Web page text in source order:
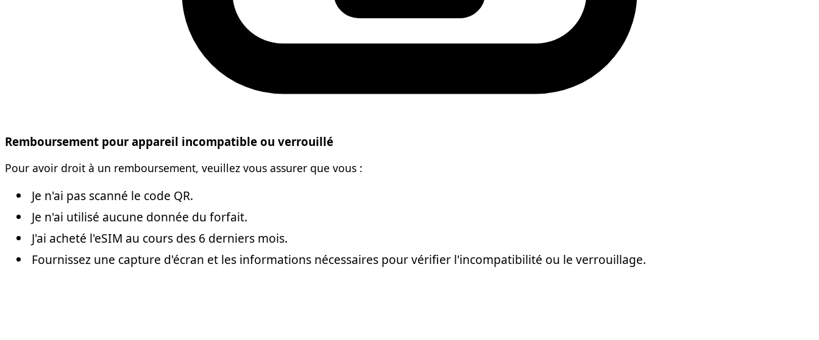
Remboursement pour appareil incompatible ou verrouillé
Pour avoir droit à un remboursement, veuillez vous assurer que vous :
Je n'ai pas scanné le code QR.
Je n'ai utilisé aucune donnée du forfait.
J'ai acheté l'eSIM au cours des 6 derniers mois.
Fournissez une capture d'écran et les informations nécessaires pour vérifier l'incompatibilité ou le verrouillage.